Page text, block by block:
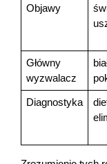
Objawy
Główny
wyzwalacz
Diagnostyka